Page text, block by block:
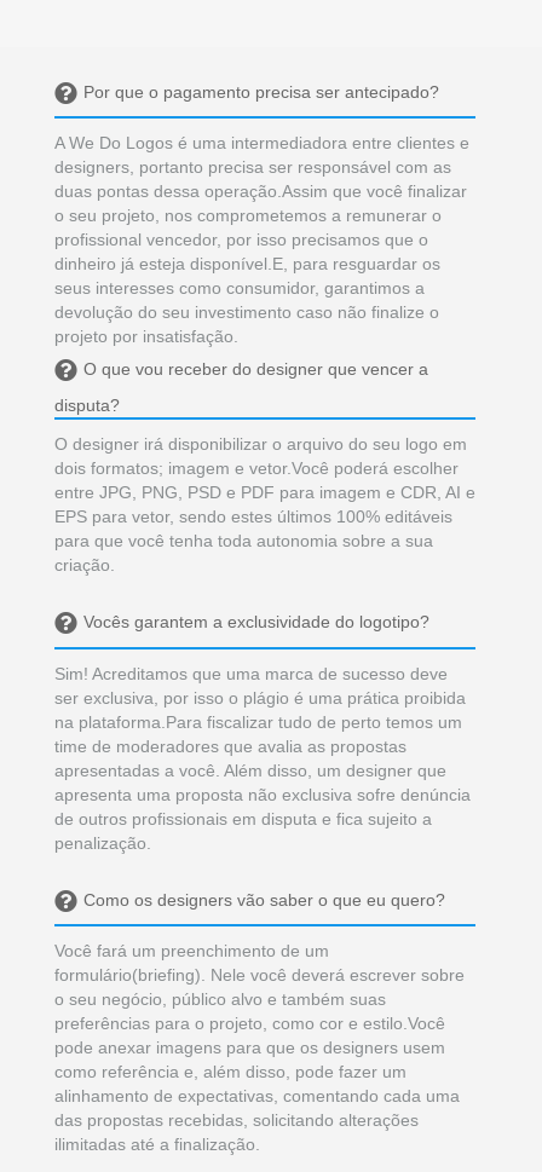
Por que o pagamento precisa ser antecipado?
A We Do Logos é uma intermediadora entre clientes e
designers, portanto precisa ser responsável com as
duas pontas dessa operação.Assim que você finalizar
o seu projeto, nos comprometemos a remunerar o
profissional vencedor, por isso precisamos que o
dinheiro já esteja disponível.E, para resguardar os
seus interesses como consumidor, garantimos a
devolução do seu investimento caso não finalize o
projeto por insatisfação.
O que vou receber do designer que vencer a
disputa?
O designer irá disponibilizar o arquivo do seu logo em
dois formatos; imagem e vetor.Você poderá escolher
entre JPG, PNG, PSD e PDF para imagem e CDR, AI e
EPS para vetor, sendo estes últimos 100% editáveis
para que você tenha toda autonomia sobre a sua
criação.
Vocês garantem a exclusividade do logotipo?
Sim! Acreditamos que uma marca de sucesso deve
ser exclusiva, por isso o plágio é uma prática proibida
na plataforma.Para fiscalizar tudo de perto temos um
time de moderadores que avalia as propostas
apresentadas a você. Além disso, um designer que
apresenta uma proposta não exclusiva sofre denúncia
de outros profissionais em disputa e fica sujeito a
penalização.
Como os designers vão saber o que eu quero?
Você fará um preenchimento de um
formulário(briefing). Nele você deverá escrever sobre
o seu negócio, público alvo e também suas
preferências para o projeto, como cor e estilo.Você
pode anexar imagens para que os designers usem
como referência e, além disso, pode fazer um
alinhamento de expectativas, comentando cada uma
das propostas recebidas, solicitando alterações
ilimitadas até a finalização.